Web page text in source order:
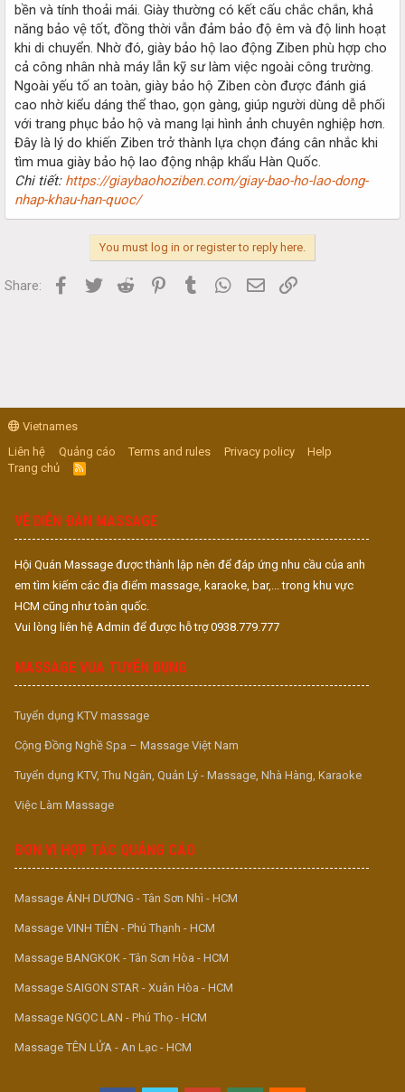
bền và tính thoải mái. Giày thường có kết cấu chắc chắn, khả
năng bảo vệ tốt, đồng thời vẫn đảm bảo độ êm và độ linh hoạt
khi di chuyển. Nhờ đó, giày bảo hộ lao động Ziben phù hợp cho
cả công nhân nhà máy lẫn kỹ sư làm việc ngoài công trường.
Ngoài yếu tố an toàn, giày bảo hộ Ziben còn được đánh giá
cao nhờ kiểu dáng thể thao, gọn gàng, giúp người dùng dễ phối
với trang phục bảo hộ và mang lại hình ảnh chuyên nghiệp hơn.
Đây là lý do khiến Ziben trở thành lựa chọn đáng cân nhắc khi
tìm mua giày bảo hộ lao động nhập khẩu Hàn Quốc.
Chi tiết: https://giaybaohoziben.com/giay-bao-ho-lao-dong-
nhap-khau-han-quoc/
You must log in or register to reply here.
Share: Facebook
Twitter Reddit PinterestTumblr WhatsApp
Email
Vietnames
Liên hệ
Quảng cáo Terms and rules Privacy policy
Help
Trang chủ
R
S
VỀ DIỄN ĐÀN MASSAGE
Hội Quán Massage được thành lập nên để đáp ứng nhu cầu của anh
em tìm kiếm các địa điểm massage, karaoke, bar,... trong khu vực
HCM cũng như toàn quốc.
Vui lòng liên hệ Admin để được hỗ trợ 0938.779.777
MASSAGE VUA TUYỂN DỤNG
Tuyển dụng KTV massage
Cộng Đồng Nghề Spa – Massage Việt Nam
Tuyển dụng KTV, Thu Ngân, Quản Lý - Massage, Nhà Hàng, Karaoke
Việc Làm Massage
ĐƠN VỊ HỢP TÁC QUẢNG CÁO
Massage ÁNH DƯƠNG - Tân Sơn Nhì - HCM
Massage VINH TIÊN - Phú Thạnh - HCM
Massage BANGKOK - Tân Sơn Hòa - HCM
Massage SAIGON STAR - Xuân Hòa - HCM
Massage NGỌC LAN - Phú Thọ - HCM
Massage TÊN LỬA - An Lạc - HCM